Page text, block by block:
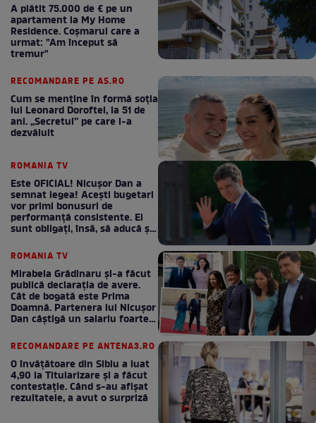
A plătit 75.000 de € pe un
apartament la My Home
Residence. Coşmarul care a
urmat: "Am început să
tremur"
RECOMANDARE PE AS.RO
Cum se menţine în formă soţia
lui Leonard Doroftei, la 51 de
ani. „Secretul” pe care l-a
dezvăluit
ROMANIA TV
Este OFICIAL! Nicușor Dan a
semnat legea! Acești bugetari
vor primi bonusuri de
performanță consistente. Ei
sunt obligați, însă, să aducă și
ROMANIA TV
Mirabela Grădinaru și-a făcut
publică declarația de avere.
Cât de bogată este Prima
Doamnă. Partenera lui Nicușor
Dan câștigă un salariu foarte
RECOMANDARE PE ANTENA3.RO
O învățătoare din Sibiu a luat
4,90 la Titularizare și a făcut
contestație. Când s-au afișat
rezultatele, a avut o surpriză